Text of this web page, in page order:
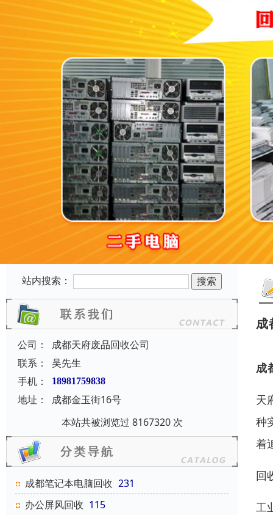
站内搜索：
公司：
成都天府废品回收公司
联系：
吴先生
手机：
18981759838
地址：
成都金玉街16号
本站共被浏览过 8167320 次
成都笔记本电脑回收 231
办公屏风回收 115
成
成
天
种
着
回
工